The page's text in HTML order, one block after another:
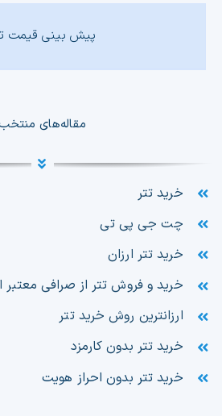
پیش بینی قیمت
مقاله‌های
خرید تتر
چت جی پی تی
خرید تتر ارزان
خرید و فروش تتر از صرافی معتبر
ارزانترین روش خرید تتر
خرید تتر بدون کارمزد
خرید تتر بدون احراز هویت